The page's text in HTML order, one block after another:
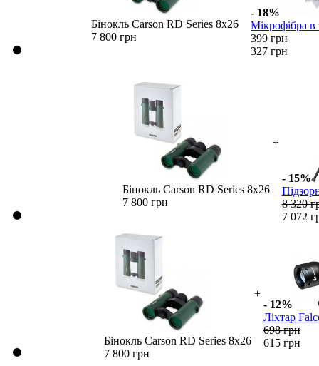
Бінокль Carson RD Series 8x26
7 800 грн
- 18%
Мікрофібра
399 грн
327 грн
Бінокль Carson RD Series 8x26
7 800 грн
+
- 15%
8 320
7 072
Бінокль Carson RD Series 8x26
7 800 грн
+
- 12%
Ліхтар
698 грн
615 грн